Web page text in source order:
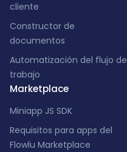
cliente
Constructor de
documentos
Automatización del flujo de
trabajo
Marketplace
Miniapp JS SDK
Requisitos para apps del
Flowlu Marketplace